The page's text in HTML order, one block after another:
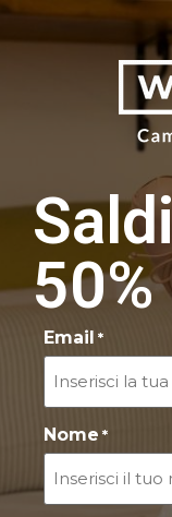
50%
Email *
Nome *